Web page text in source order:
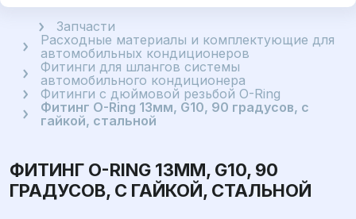
ГлавнаяЗапчасти
Расходные материалы и комплектующие для
автомобильных кондиционеров
Фитинги для шлангов системы
автомобильного кондиционера
Фитинги с дюймовой резьбой O-Ring
Фитинг O-Ring 13мм, G10, 90 градусов, с
гайкой, стальной
ФИТИНГ O-RING 13ММ, G10, 90
ГРАДУСОВ, С ГАЙКОЙ, СТАЛЬНОЙ